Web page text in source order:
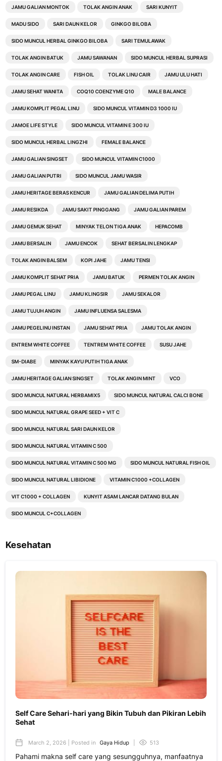
JAMU GALIAN MONTOK TOLAK ANGIN ANAK SARI KUNYIT
MADU SIDO SARI DAUN KELOR GINKGO BILOBA
SIDO MUNCUL HERBAL GINKGO BILOBA SARI TEMULAWAK
TOLAK ANGIN BATUK JAMU SAWANAN SIDO MUNCUL HERBAL SUPRASI
TOLAK ANGIN CARE FISH OIL TOLAK LINU CAIR JAMU ULU HATI
JAMU SEHAT WANITA COQ10 COENZYME Q10 MALE BALANCE
JAMU KOMPLIT PEGAL LINU SIDO MUNCUL VITAMIN D3 1000 IU
JAMOE LIFE STYLE SIDO MUNCUL VITAMIN E 300 IU
SIDO MUNCUL HERBAL LINGZHI FEMALE BALANCE
JAMU GALIAN SINGSET SIDO MUNCUL VITAMIN C1000
JAMU GALIAN PUTRI SIDO MUNCUL JAMU WASIR
JAMU HERITAGE BERAS KENCUR JAMU GALIAN DELIMA PUTIH
JAMU RESIKDA JAMU SAKIT PINGGANG JAMU GALIAN PAREM
JAMU GEMUK SEHAT MINYAK TELON TIGA ANAK HEPACOMB
JAMU BERSALIN JAMU ENCOK SEHAT BERSALIN LENGKAP
TOLAK ANGIN BALSEM KOPI JAHE JAMU TENSI
JAMU KOMPLIT SEHAT PRIA JAMU BATUK PERMEN TOLAK ANGIN
JAMU PEGAL LINU JAMU KLINGSIR JAMU SEKALOR
JAMU TUJUH ANGIN JAMU INFLUENSA SALESMA
JAMU PEGELINU INSTAN JAMU SEHAT PRIA JAMU TOLAK ANGIN
ENTREM WHITE COFFEE TENTREM WHITE COFFEE SUSU JAHE
SM-DIABE MINYAK KAYU PUTIH TIGA ANAK
JAMU HERITAGE GALIAN SINGSET TOLAK ANGIN MINT VCO
SIDO MUNCUL NATURAL HERBAMIX5 SIDO MUNCUL NATURAL CALCI BONE
SIDO MUNCUL NATURAL GRAPE SEED + VIT C
SIDO MUNCUL NATURAL SARI DAUN KELOR
SIDO MUNCUL NATURAL VITAMIN C 500
SIDO MUNCUL NATURAL VITAMIN C 500 MG SIDO MUNCUL NATURAL FISH OIL
SIDO MUNCUL NATURAL LIBIDIONE VITAMIN C1000 +COLLAGEN
VIT C1000 + COLLAGEN KUNYIT ASAM LANCAR DATANG BULAN
SIDO MUNCUL C+COLLAGEN
Kesehatan
Self Care Sehari-hari yang Bikin Tubuh dan Pikiran Lebih
Sehat
March 2, 2026 | Posted in Gaya Hidup 513
Pahami makna self care yang sesungguhnya, manfaatnya